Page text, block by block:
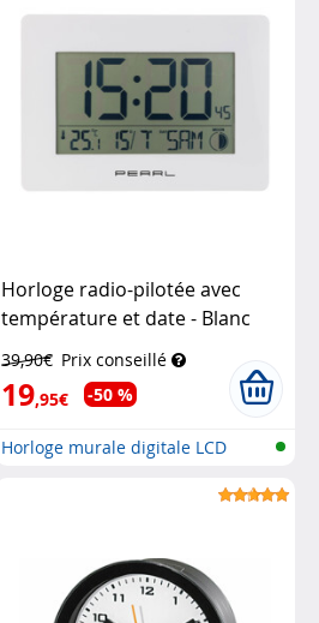
Horloge radio-pilotée avec
température et date - Blanc
39,90€ Prix conseillé
19,95€ -50 %
Horloge murale digitale LCD